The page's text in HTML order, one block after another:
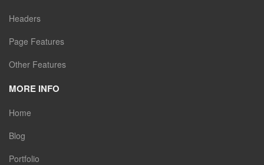
Headers
Page Features
Other Features
MORE INFO
Home
Blog
Portfolio